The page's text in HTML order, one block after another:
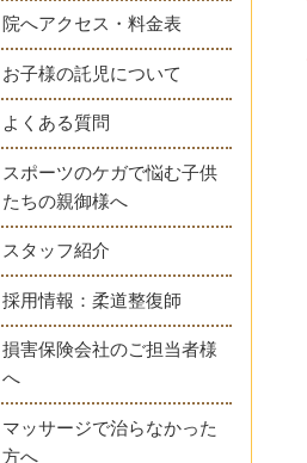
院へアクセス・料金表
お子様の託児について
よくある質問
スポーツのケガで悩む子供
たちの親御様へ
スタッフ紹介
採用情報：柔道整復師
損害保険会社のご担当者様
へ
マッサージで治らなかった
方へ